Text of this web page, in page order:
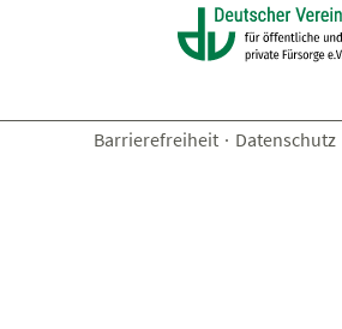
Barrierefreiheit · Datenschutz